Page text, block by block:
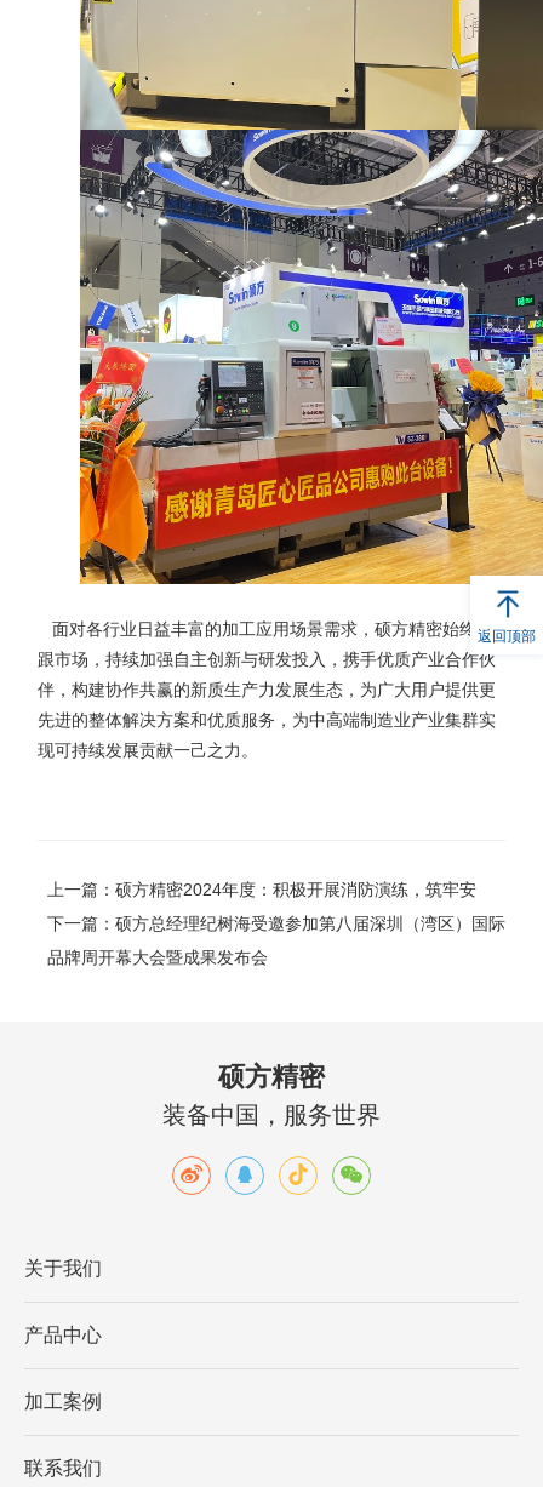
返回顶部
面对各行业日益丰富的加工应用场景需求，硕方精密始终紧
跟市场，持续加强自主创新与研发投入，携手优质产业合作伙
伴，构建协作共赢的新质生产力发展生态，为广大用户提供更
先进的整体解决方案和优质服务，为中高端制造业产业集群实
现可持续发展贡献一己之力。
上一篇：硕方精密2024年度：积极开展消防演练，筑牢安
全“防火线”
下一篇：硕方总经理纪树海受邀参加第八届深圳（湾区）国际
品牌周开幕大会暨成果发布会
硕方精密
装备中国，服务世界
关于我们
产品中心
加工案例
联系我们